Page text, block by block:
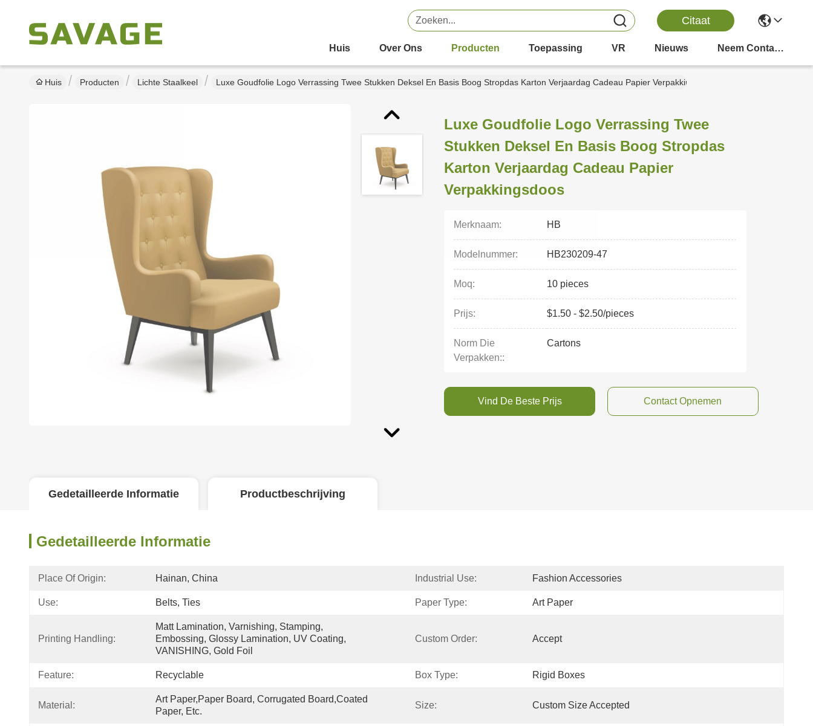
Citaat
Huis Over Ons Producten Toepassing VR Nieuws Neem Contact Met Ons Op
Huis Producten Lichte Staalkeel Luxe Goudfolie Logo Verrassing Twee Stukken Deksel En Basis Boog Stropdas Karton Verjaardag Cadeau Papier Verpakkingsdoos
Luxe Goudfolie Logo Verrassing Twee
Stukken Deksel En Basis Boog Stropdas
Karton Verjaardag Cadeau Papier
Verpakkingsdoos
Merknaam: HB
Modelnummer: HB230209-47
Moq: 10 pieces
Prijs: $1.50 - $2.50/pieces
Norm Die
Verpakken::
Cartons
Vind De Beste Prijs Contact Opnemen
Gedetailleerde Informatie Productbeschrijving
Gedetailleerde Informatie
Place Of Origin: Hainan, China Industrial Use: Fashion Accessories
Use: Belts, Ties Paper Type: Art Paper
Printing Handling:
Matt Lamination, Varnishing, Stamping,
Embossing, Glossy Lamination, UV Coating,
VANISHING, Gold Foil
Custom Order: Accept
Feature: Recyclable Box Type: Rigid Boxes
Material:
Art Paper,Paper Board, Corrugated Board,Coated
Paper, Etc.
Size: Custom Size Accepted